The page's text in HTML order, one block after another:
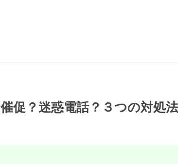
促？迷惑電話？３つの対処法